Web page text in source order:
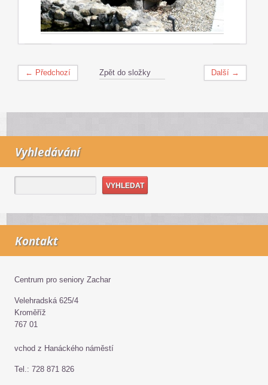
← Předchozí Další →
Zpět do složky
Vyhledávání
Kontakt
Centrum pro seniory Zachar
Velehradská 625/4
Kroměříž
767 01
vchod z Hanáckého náměstí
Tel.: 728 871 826